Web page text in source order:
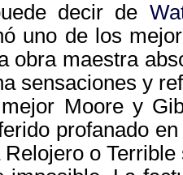
decir de
uno de los
obra maestra
sensaciones y
Moore y
profanado
Relojero o